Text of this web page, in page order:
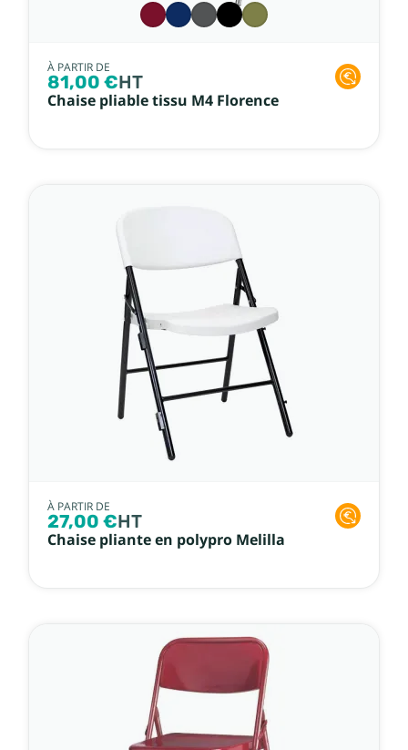
À PARTIR DE
81,00 €HT
Chaise pliable tissu M4 Florence
À PARTIR DE
27,00 €HT
Chaise pliante en polypro Melilla